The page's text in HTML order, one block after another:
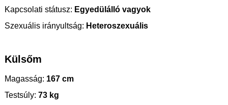
Kapcsolati státusz: Egyedülálló vagyok
Szexuális irányultság: Heteroszexuális
Külsőm
Magasság: 167 cm
Testsúly: 73 kg